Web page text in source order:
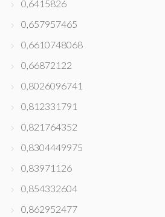
0,6415826
0,657957465
0,6610748068
0,66872122
0,8026096741
0,812331791
0,821764352
0,8304449975
0,83971126
0,854332604
0,862952477